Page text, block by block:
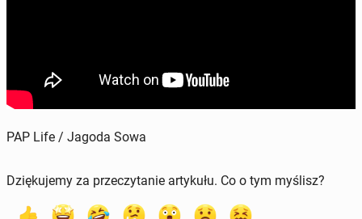
PAP Life / Jagoda Sowa
Dziękujemy za przeczytanie artykułu. Co o tym myślisz?